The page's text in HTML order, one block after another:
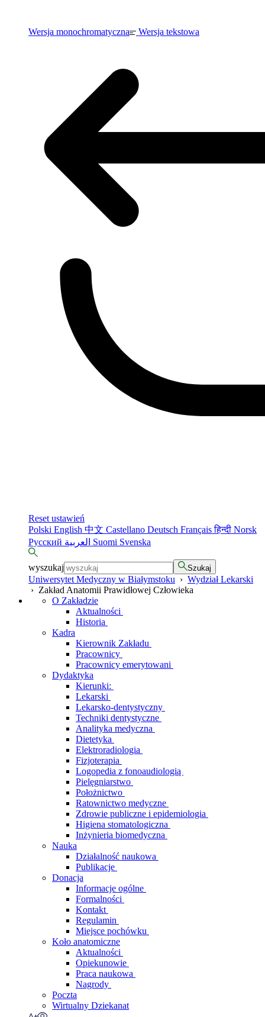
Wersja monochromatyczna Wersja tekstowa
Reset ustawień
Polski English 中文 Castellano Deutsch Françaisहिन्दी Norsk
Русский
Suomi Svenska
wyszukaj Szukaj
Uniwersytet Medyczny w Białymstoku › Wydział Lekarski
› Zakład Anatomii Prawidłowej Człowieka
O Zakładzie
Aktualności
Historia
Kadra
Kierownik Zakładu
Pracownicy
Pracownicy emerytowani
Dydaktyka
Kierunki:
Lekarski
Lekarsko-dentystyczny
Techniki dentystyczne
Analityka medyczna
Dietetyka
Elektroradiologia
Fizjoterapia
Logopedia z fonoaudiologią
Pielęgniarstwo
Położnictwo
Ratownictwo medyczne
Zdrowie publiczne i epidemiologia
Higiena stomatologiczna
Inżynieria biomedyczna
Nauka
Działalność naukowa
Publikacje
Donacja
Informacje ogólne
Formalności
Kontakt
Regulamin
Miejsce pochówku
Koło anatomiczne
Aktualności
Opiekunowie
Praca naukowa
Nagrody
Poczta
Wirtualny Dziekanat